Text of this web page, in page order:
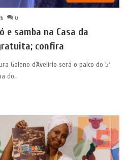
0
e samba na Casa da
confira
Galeno d’Avelírio será o palco do 5º
do…